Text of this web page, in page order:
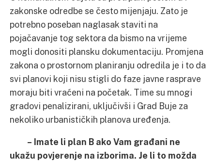
zakonske odredbe se često mijenjaju. Zato je
potrebno poseban naglasak staviti na
pojačavanje tog sektora da bismo na vrijeme
mogli donositi plansku dokumentaciju. Promjena
zakona o prostornom planiranju odredila je i to da
svi planovi koji nisu stigli do faze javne rasprave
moraju biti vraćeni na početak. Time su mnogi
gradovi penalizirani, uključivši i Grad Buje za
nekoliko urbanističkih planova uređenja.
– Imate li plan B ako Vam građani ne
ukažu povjerenje na izborima. Je li to možda